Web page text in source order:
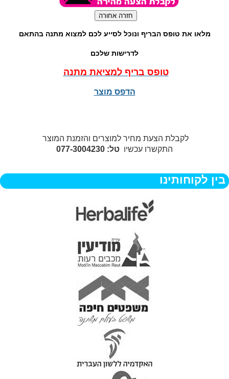
מלאו את טופס הבריף ונוכל לסייע לכם למצוא מתנה בהתאם
לדרישות שלכם
טופס בריף למציאת מתנה
הדפס מוצר
לקבלת הצעת מחיר למוצרים והזמנת המוצר
התקשרו עכשיו טל: 077-3004230
בין לקוחותינו